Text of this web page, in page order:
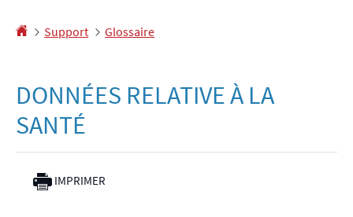
Accueil
Support Glossaire
DONNÉES RELATIVE À LA
SANTÉ
IMPRIMER